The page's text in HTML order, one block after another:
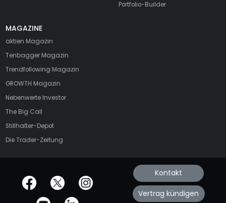
Portfolio-Builder
MAGAZINE
aktien Magazin
Tenbagger Magazin
Trendfollowing Magazin
GROWTH Magazin
Nebenwerte Investor
The Big Call
Stillhalter-Depot
Die Trader-Zeitung
offizielle Social Media-Accounts Kontakt
Vertrag kündigen